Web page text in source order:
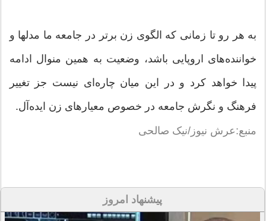
به هر رو تا زمانی که الگوی زن برتر در جامعه ما مدلها و
خواننده‌های اروپایی باشد، وضعیت به همین منوال ادامه
پیدا خواهد کرد و در این میان چاره‌ای نیست جز تغییر
فرهنگ و نگرش جامعه در خصوص معیارهای زن ایده‌آل.
منبع:عرش نیوز/نیک صالحی
پیشنهاد امروز